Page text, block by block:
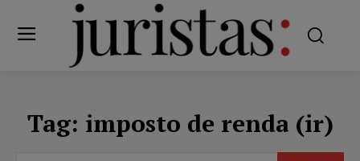
Tag: imposto de renda (ir)